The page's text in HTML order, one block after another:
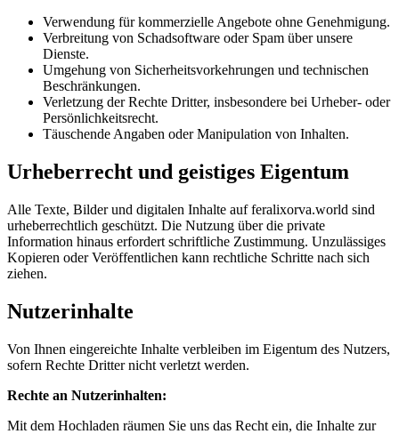
Verwendung für kommerzielle Angebote ohne Genehmigung.
Verbreitung von Schadsoftware oder Spam über unsere
Dienste.
Umgehung von Sicherheitsvorkehrungen und technischen
Beschränkungen.
Verletzung der Rechte Dritter, insbesondere bei Urheber- oder
Persönlichkeitsrecht.
Täuschende Angaben oder Manipulation von Inhalten.
Urheberrecht und geistiges Eigentum
Alle Texte, Bilder und digitalen Inhalte auf feralixorva.world sind
urheberrechtlich geschützt. Die Nutzung über die private
Information hinaus erfordert schriftliche Zustimmung. Unzulässiges
Kopieren oder Veröffentlichen kann rechtliche Schritte nach sich
ziehen.
Nutzerinhalte
Von Ihnen eingereichte Inhalte verbleiben im Eigentum des Nutzers,
sofern Rechte Dritter nicht verletzt werden.
Rechte an Nutzerinhalten:
Mit dem Hochladen räumen Sie uns das Recht ein, die Inhalte zur